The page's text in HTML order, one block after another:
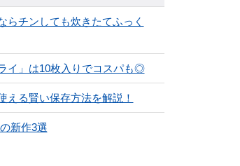
らチンしても炊きたてふっく
イ」は10枚入りでコスパも◎
える賢い保存方法を解説！
新作3選